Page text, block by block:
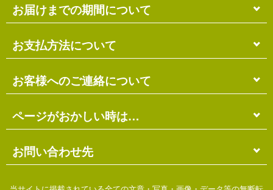
複数商品の場合
ます。
送料には梱包料も含まれています。
※ショッピングカートの仕組み上、送料が正しく計算
されない場合があります。
※商品の組み合わせによっては別梱包となり、送料が
別途必要となる場合があります。
※上記の際は、自動返信メール以降に改めて正しい送
料をお知らせします。
配達日・配達時間帯のご指定は出来ません。
お届け先に投函される「ご不在連絡票」より再配達希
望日・時間帯のご指定が可能ですので、こちらをご利
用ください。
お届けまでの期間について
在庫がある場合
ご注文確認日より3営業日以内の発送となります。
離島の場合、上記以上にお時間がかかる場合がありま
す。
品発送予定」メールにてご確認ください。
在庫切れの場合
別途、納期のご連絡をさせていただきます。
お支払方法について
代金引換（＋400円）
商品配送時に配送員にお支払い下さい。
銀行振込（先払い）
口座は琉球銀行のみ
※ゆうちょ銀行でのお取り扱いは出来ません
お客様へのご連絡について
受注・確認・発送・修理など
各発生日より2営業日以内にメール・お電話にてご連
※定休日にはご連絡を行っておりません。予めご了承
ください。
ページがおかしい時は…
当店のホームページは店主がHTMLとCSSを手打ちで
作ったページのため…
お問い合わせ先
ご不明な点がございましたら、下記までお問い合わせ